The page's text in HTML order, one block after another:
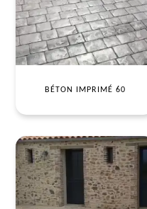
BÉTON IMPRIMÉ 60